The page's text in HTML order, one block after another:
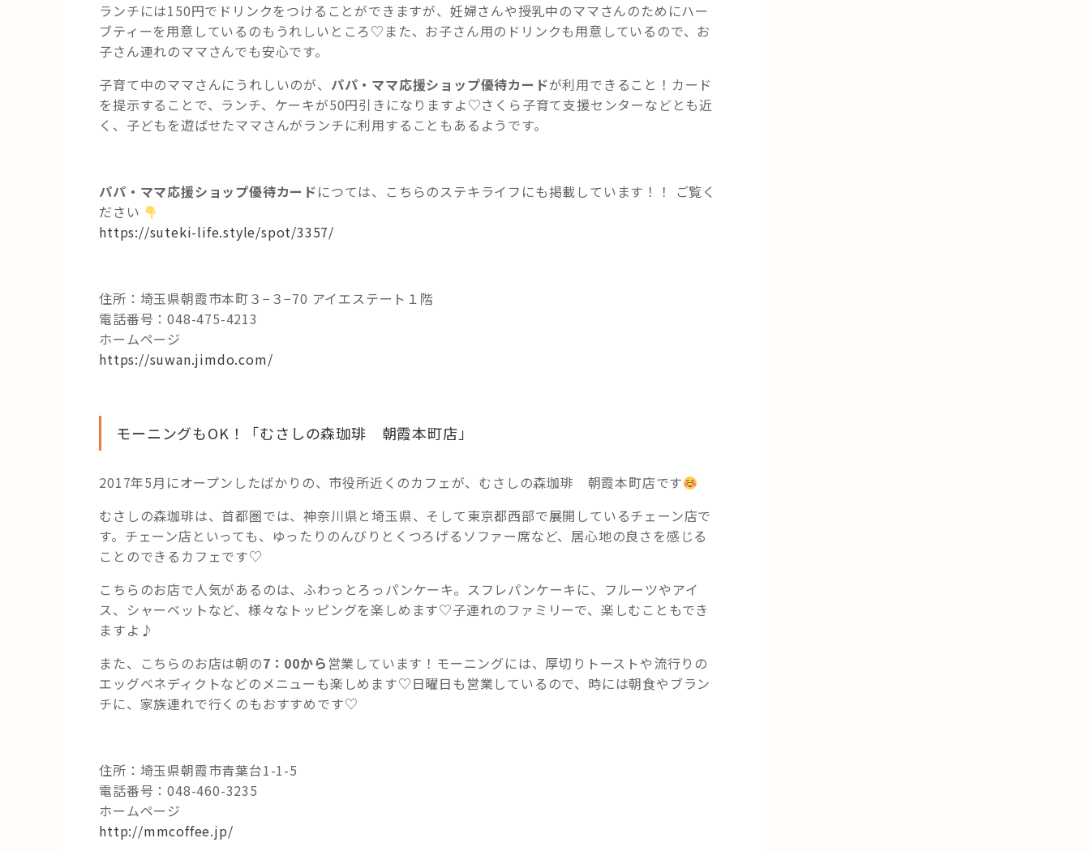
ランチには150円でドリンクをつけることができますが、妊婦さんや授乳中のママさんのためにハー
ブティーを用意しているのもうれしいところ♡また、お子さん用のドリンクも用意しているので、お
子さん連れのママさんでも安心です。
子育て中のママさんにうれしいのが、 パパ・ママ応援ショップ優待カードが利用できること！カード
を提示することで、ランチ、ケーキが50円引きになりますよ♡さくら子育て支援センターなどとも近
く、子どもを遊ばせたママさんがランチに利用することもあるようです。
パパ・ママ応援ショップ優待カードにつては、こちらのステキライフにも掲載しています！！ ご覧く
ださい
https://suteki-life.style/spot/3357/
住所：埼玉県朝霞市本町３−３−70 アイエステート１階
電話番号：048-475-4213
ホームページ
https://suwan.jimdo.com/
モーニングもOK！「むさしの森珈琲 朝霞本町店」
2017年5月にオープンしたばかりの、市役所近くのカフェが、むさしの森珈琲 朝霞本町店です
むさしの森珈琲は、首都圏では、神奈川県と埼玉県、そして東京都西部で展開しているチェーン店で
す。チェーン店といっても、ゆったりのんびりとくつろげるソファー席など、居心地の良さを感じる
ことのできるカフェです♡
こちらのお店で人気があるのは、ふわっとろっパンケーキ。スフレパンケーキに、フルーツやアイ
ス、シャーベットなど、様々なトッピングを楽しめます♡子連れのファミリーで、楽しむこともでき
ますよ♪
また、こちらのお店は朝の7：00から 営業しています！モーニングには、厚切りトーストや流行りの
エッグベネディクトなどのメニューも楽しめます♡日曜日も営業しているので、時には朝食やブラン
チに、家族連れで行くのもおすすめです♡
住所：埼玉県朝霞市青葉台1-1-5
電話番号：048-460-3235
ホームページ
http://mmcoffee.jp/